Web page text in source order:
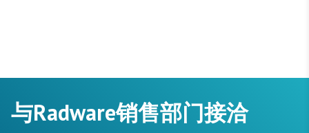
与Radware销售部门接洽